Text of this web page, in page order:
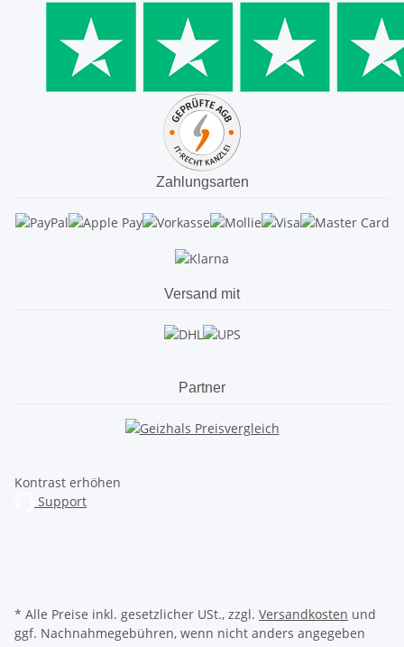
Zahlungsarten
Versand mit
Partner
Kontrast erhöhen
Support
* Alle Preise inkl. gesetzlicher USt., zzgl. Versandkosten und
ggf. Nachnahmegebühren, wenn nicht anders angegeben